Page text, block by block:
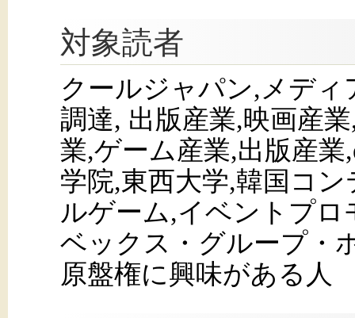
対象読者
クールジャパン,メデ
調達, 出版産業,映画産
業,ゲーム産業,出版産
学院,東西大学,韓国コ
ルゲーム,イベントプ
ベックス・グループ・
原盤権に興味がある人